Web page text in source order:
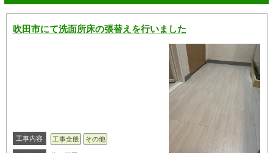
吹田市にて洗面所床の張替えを行いました
工事内容 工事全般 その他